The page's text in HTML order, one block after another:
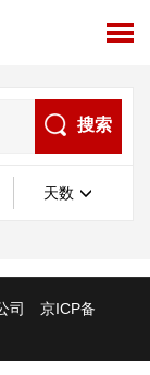
搜索
天数
司 京ICP备